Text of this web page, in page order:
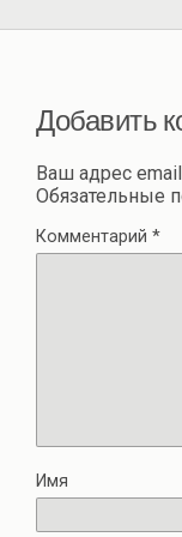
и
Добавить
Ваш адрес
Обязательные
Комментарий *
Имя